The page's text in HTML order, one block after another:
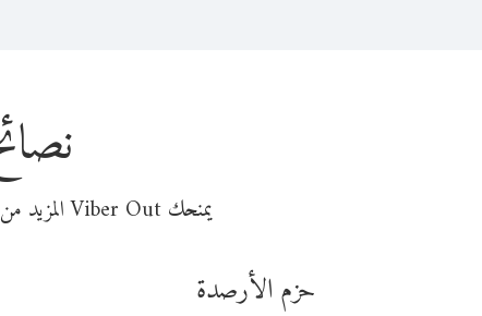
يمنحك Viber Out المزيد من وقت المكالمة مقابل تكلفة أقل من المال. اختر من أحد خيارات الاتصال المرنة ذات السعر المنخفض:
حزم الأرصدة